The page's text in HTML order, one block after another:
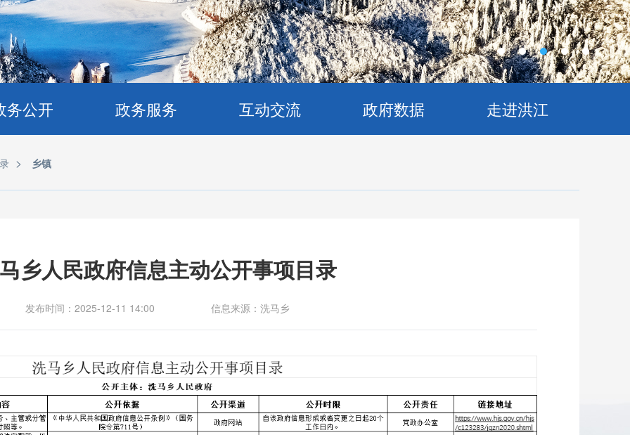
务公开 政务服务 互动交流 政府数据 走进洪江
> 乡镇
乡人民政府信息主动公开事项目录
发布时间：2025-12-11 14:00 信息来源：洗马乡